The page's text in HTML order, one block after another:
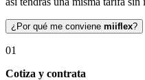
¿Por qué me conviene miiflex?
01
Cotiza y contrata